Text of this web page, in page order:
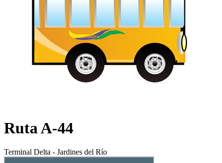
Ruta A-44
Terminal Delta - Jardines del Río